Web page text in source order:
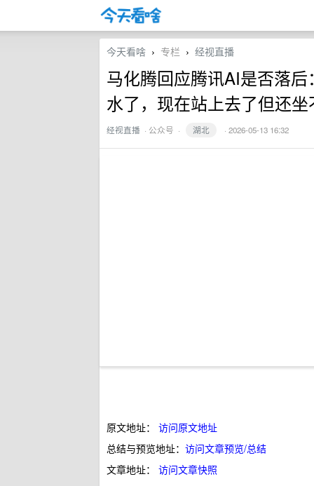
今天看啥 › 专栏 › 经视直播
马化腾回应腾讯AI是否落
水了，现在站上去了但还坐
经视直播 · 公众号 · 湖北 · 2026-05-13 16:32
原文地址： 访问原文地址
总结与预览地址： 访问文章预览/总结
文章地址： 访问文章快照